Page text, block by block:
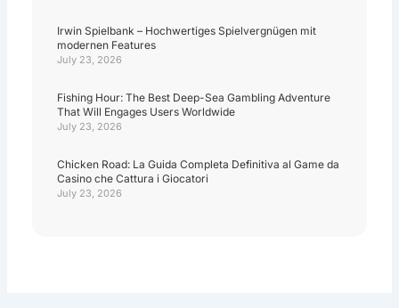
Irwin Spielbank – Hochwertiges Spielvergnügen mit
modernen Features
July 23, 2026
Fishing Hour: The Best Deep-Sea Gambling Adventure
That Will Engages Users Worldwide
July 23, 2026
Chicken Road: La Guida Completa Definitiva al Game da
Casino che Cattura i Giocatori
July 23, 2026